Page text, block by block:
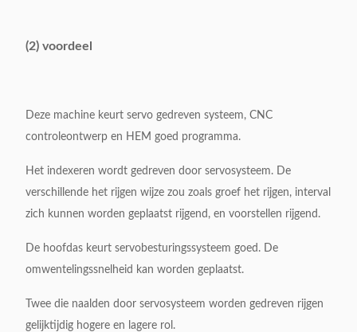
(2) voordeel
Deze machine keurt servo gedreven systeem, CNC
controleontwerp en HEM goed programma.
Het indexeren wordt gedreven door servosysteem. De
verschillende het rijgen wijze zou zoals groef het rijgen, interval
zich kunnen worden geplaatst rijgend, en voorstellen rijgend.
De hoofdas keurt servobesturingssysteem goed. De
omwentelingssnelheid kan worden geplaatst.
Twee die naalden door servosysteem worden gedreven rijgen
gelijktijdig hogere en lagere rol.